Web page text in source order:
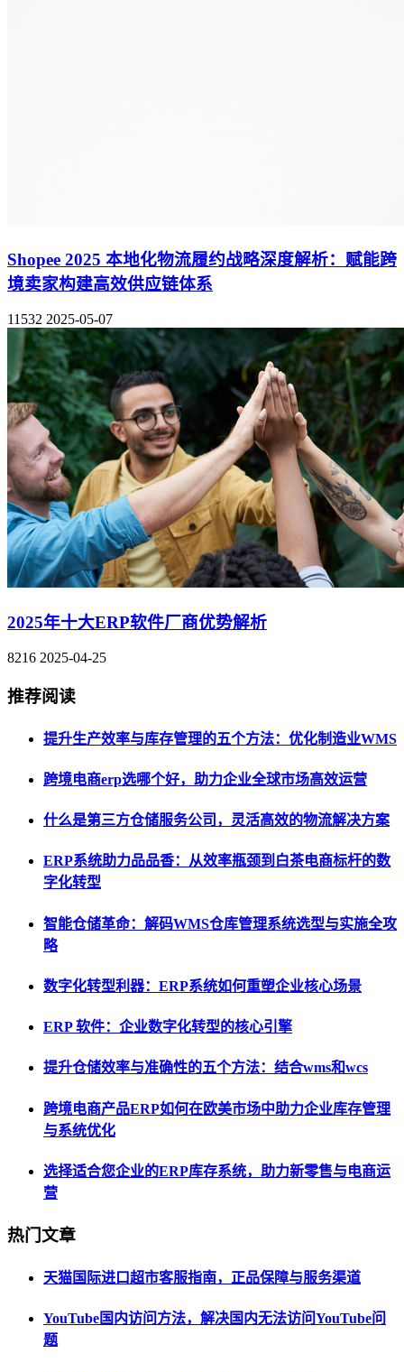
Shopee 2025 本地化物流履约战略深度解析：赋能跨
境卖家构建高效供应链体系
11532 2025-05-07
2025年十大ERP软件厂商优势解析
8216 2025-04-25
推荐阅读
提升生产效率与库存管理的五个方法：优化制造业WMS
跨境电商erp选哪个好，助力企业全球市场高效运营
什么是第三方仓储服务公司，灵活高效的物流解决方案
ERP系统助力品品香：从效率瓶颈到白茶电商标杆的数
字化转型
智能仓储革命：解码WMS仓库管理系统选型与实施全攻
略
数字化转型利器：ERP系统如何重塑企业核心场景
ERP 软件：企业数字化转型的核心引擎
提升仓储效率与准确性的五个方法：结合wms和wcs
跨境电商产品ERP如何在欧美市场中助力企业库存管理
与系统优化
选择适合您企业的ERP库存系统，助力新零售与电商运
营
热门文章
天猫国际进口超市客服指南，正品保障与服务渠道
YouTube国内访问方法，解决国内无法访问YouTube问
题